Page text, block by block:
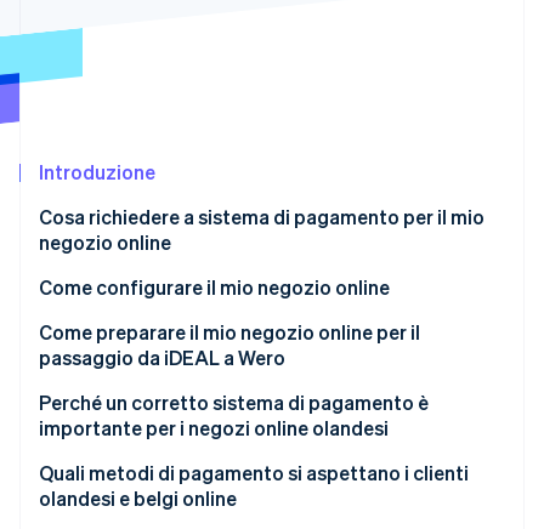
Prevenzione delle frodi
Climate
Identity
Verifica online dell'identità
Stripe Sessions 2026
Scopri come Stripe sta costruendo l'infrastruttura
Guarda ora
Introduzione
Cosa richiedere a sistema di pagamento per il mio
negozio online
Come configurare il mio negozio online
Come preparare il mio negozio online per il
passaggio da iDEAL a Wero
Perché un corretto sistema di pagamento è
importante per i negozi online olandesi
Quali metodi di pagamento si aspettano i clienti
olandesi e belgi online